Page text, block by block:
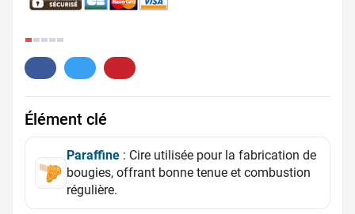
Élément clé
Paraffine : Cire utilisée pour la fabrication de
bougies, offrant bonne tenue et combustion
régulière.